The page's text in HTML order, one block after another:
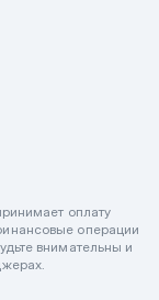
оплату
операции
внимательны и